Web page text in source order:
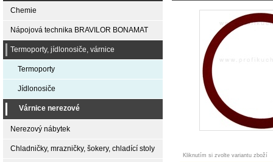
Kliknutím si zvolte variantu zboží
Chemie
Nápojová technika BRAVILOR BONAMAT
Termoporty, jídlonosiče, várnice
Termoporty
Jídlonosiče
Várnice nerezové
Nerezový nábytek
Chladničky, mrazničky, šokery, chladící stoly